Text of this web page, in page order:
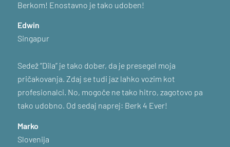
pa
uporabljati ničesar drugega kot Berkovega.
Petra
Slovenija